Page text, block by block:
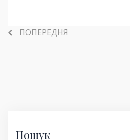
ПОПЕРЕДНЯ
Пошук